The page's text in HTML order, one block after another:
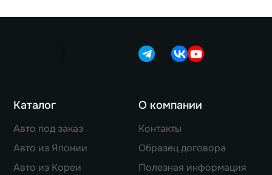
Каталог
Авто под заказ
Авто из Японии
Авто из Кореи
О компании
Контакты
Образец договора
Полезная информация